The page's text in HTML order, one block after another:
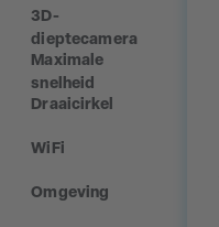
3D-
dieptecamera
Maximale
snelheid
Draaicirkel
WiFi
Omgeving